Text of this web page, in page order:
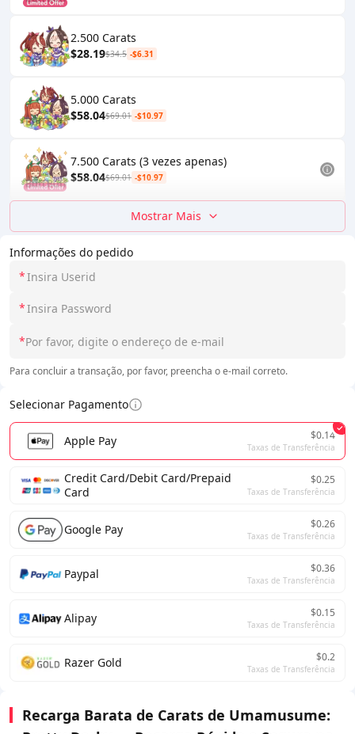
Informações do pedido
*
*
*
Para concluir a transação, por favor, preencha o e-mail correto.
Selecionar Pagamento
Apple Pay $0.14
Taxas de Transferência
Credit Card/Debit Card/Prepaid
Card
$0.25
Taxas de Transferência
Google Pay $0.26
Taxas de Transferência
Paypal $0.36
Taxas de Transferência
Alipay $0.15
Taxas de Transferência
Razer Gold $0.2
Taxas de Transferência
2.500 Carats
$28.19$34.5 -$6.31
5.000 Carats
$58.04$69.01 -$10.97
7.500 Carats (3 vezes apenas)
$58.04$69.01 -$10.97
Mostrar Mais
Recarga Barata de Carats de Umamusume: